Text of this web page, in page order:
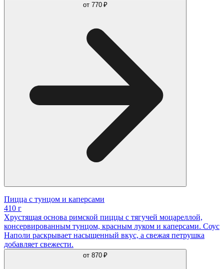
от 770 ₽
Пицца с тунцом и каперсами
410 г
Хрустящая основа римской пиццы с тягучей моцареллой,
консервированным тунцом, красным луком и каперсами. Соус
Наполи раскрывает насыщенный вкус, а свежая петрушка
добавляет свежести.
от 870 ₽